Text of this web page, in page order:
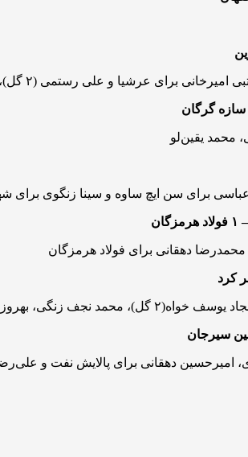
محمد یقین‌لو
برای سن ایچ ساوه و سینا زنگوی برای
دهقانی برای فولاد هرمزگان
امیرحسین دهقانی برای پالایش نفت و